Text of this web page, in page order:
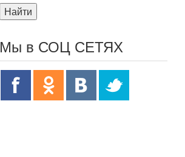
Найти
Мы в СОЦ СЕТЯХ